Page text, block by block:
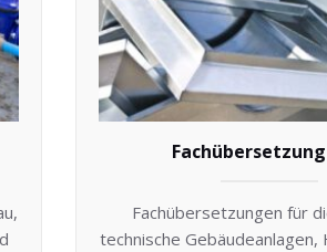
Fachübersetzungen für
technische Gebäudeanlagen,